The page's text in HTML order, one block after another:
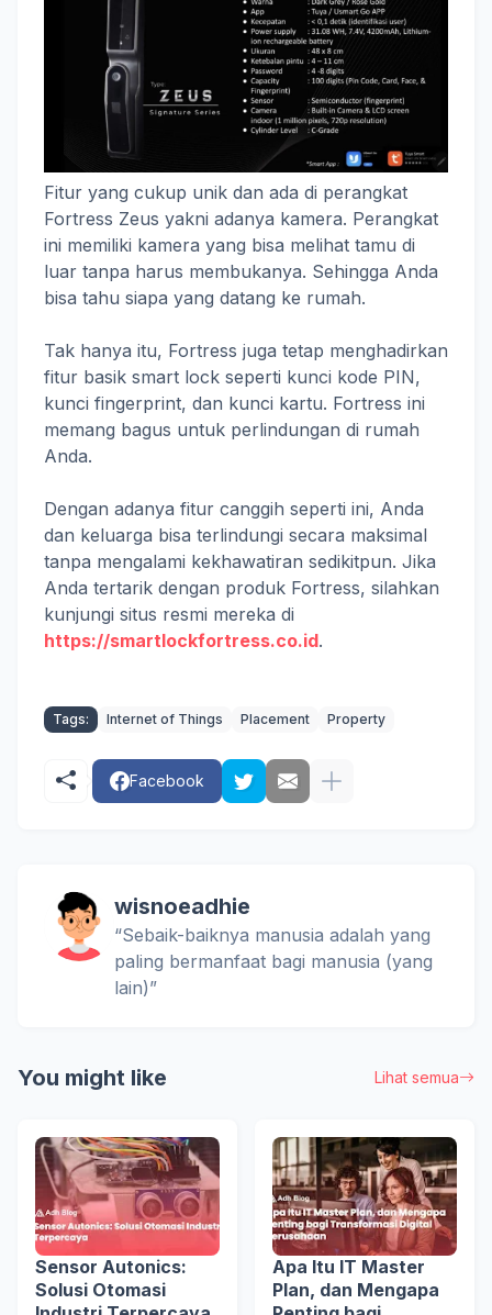
Fitur yang cukup unik dan ada di perangkat
Fortress Zeus yakni adanya kamera. Perangkat
ini memiliki kamera yang bisa melihat tamu di
luar tanpa harus membukanya. Sehingga Anda
bisa tahu siapa yang datang ke rumah.
Tak hanya itu, Fortress juga tetap menghadirkan
fitur basik smart lock seperti kunci kode PIN,
kunci fingerprint, dan kunci kartu. Fortress ini
memang bagus untuk perlindungan di rumah
Anda.
Dengan adanya fitur canggih seperti ini, Anda
dan keluarga bisa terlindungi secara maksimal
tanpa mengalami kekhawatiran sedikitpun. Jika
Anda tertarik dengan produk Fortress, silahkan
kunjungi situs resmi mereka di
https://smartlockfortress.co.id.
Tags: Internet of Things Placement Property
Facebook
wisnoeadhie
“Sebaik-baiknya manusia adalah yang
paling bermanfaat bagi manusia (yang
lain)”
You might like Lihat semua
Sensor Autonics:
Solusi Otomasi
Apa Itu IT Master
Plan, dan Mengapa